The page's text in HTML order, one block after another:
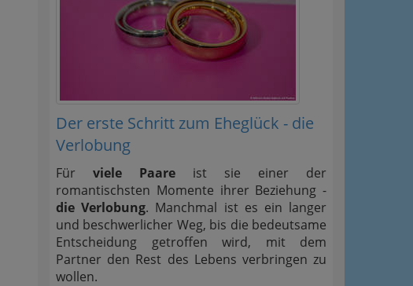
Der erste Schritt zum Eheglück - die
Verlobung
Für viele Paare ist sie einer der
romantischsten Momente ihrer Beziehung -
die Verlobung. Manchmal ist es ein langer
und beschwerlicher Weg, bis die bedeutsame
Entscheidung getroffen wird, mit dem
Partner den Rest des Lebens verbringen zu
wollen.